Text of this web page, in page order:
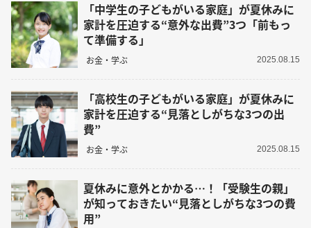
「中学生の子どもがいる家庭」が夏休みに
家計を圧迫する“意外な出費”3つ「前もっ
て準備する」
お金・学ぶ 2025.08.15
「高校生の子どもがいる家庭」が夏休みに
家計を圧迫する“見落としがちな3つの出
費”
お金・学ぶ 2025.08.15
夏休みに意外とかかる…！「受験生の親」
が知っておきたい“見落としがちな3つの費
用”